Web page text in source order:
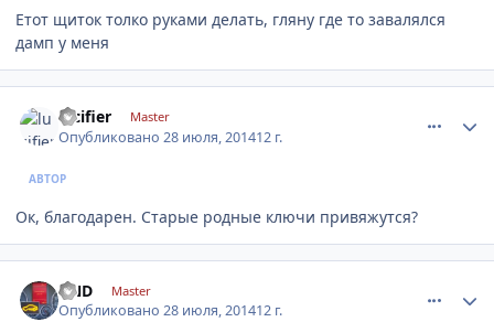
Етот щиток толко руками делать, гляну где то завалялся
дамп у меня
lucifier Master
Опубликовано28 июля, 201412 г.
АВТОР
Ок, благодарен. Старые родные ключи привяжутся?
DND Master
Опубликовано28 июля, 201412 г.